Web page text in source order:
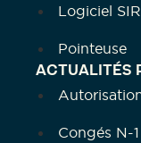
Logiciel
Pointeuse
ACTUALITÉS
Congés N-